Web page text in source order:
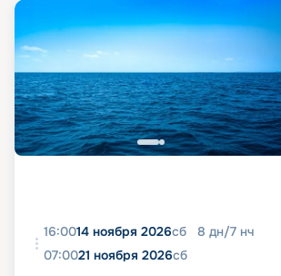
16:0014 ноября 2026сб 8 дн/7 нч
07:0021 ноября 2026сб